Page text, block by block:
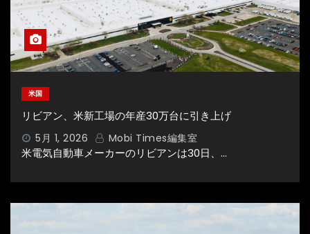
米国
リビアン、米新工場の年産30万台に引き上げ
5月 1, 2026 Mobi Times編集室
米電気自動車メーカーのリビアンは30日、…